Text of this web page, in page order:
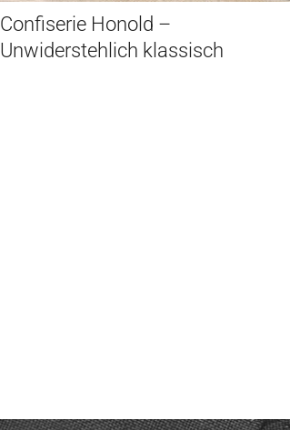
Confiserie Honold –
Unwiderstehlich klassisch